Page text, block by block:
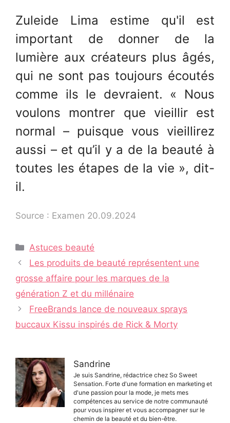
Zuleide Lima estime qu'il est
important de donner de la
lumière aux créateurs plus âgés,
qui ne sont pas toujours écoutés
comme ils le devraient. « Nous
voulons montrer que vieillir est
normal – puisque vous vieillirez
aussi – et qu’il y a de la beauté à
toutes les étapes de la vie », dit-
il.
Source : Examen 20.09.2024
Catégories
Astuces beauté
Navigation
articles
Les produits de beauté représentent une
grosse affaire pour les marques de la
génération Z et du millénaire
FreeBrands lance de nouveaux sprays
buccaux Kissu inspirés de Rick & Morty
Sandrine
Je suis Sandrine, rédactrice chez So Sweet
Sensation. Forte d'une formation en marketing et
d'une passion pour la mode, je mets mes
compétences au service de notre communauté
pour vous inspirer et vous accompagner sur le
chemin de la beauté et du bien-être.